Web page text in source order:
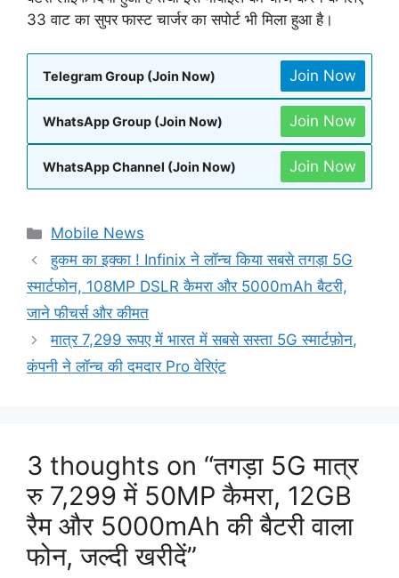
33 वाट का सुपर फास्ट चार्जर का सपोर्ट भी मिला हुआ है।
Telegram Group (Join Now) Join Now
WhatsApp Group (Join Now) Join Now
WhatsApp Channel (Join Now) Join Now
Categories
Mobile News
हुकम का इक्का ! Infinix ने लॉन्च किया सबसे तगड़ा 5G
स्मार्टफोन, 108MP DSLR कैमरा और 5000mAh बैटरी,
जाने फीचर्स और कीमत
मात्र 7,299 रूपए में भारत में सबसे सस्ता 5G स्मार्टफ़ोन,
कंपनी ने लॉन्च की दमदार Pro वेरिएंट
3 thoughts on “तगड़ा 5G मात्र
रु 7,299 में 50MP कैमरा, 12GB
रैम और 5000mAh की बैटरी वाला
फोन, जल्दी खरीदें”